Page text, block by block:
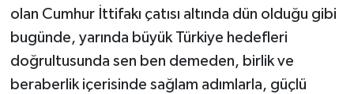
olan Cumhur İttifakı çatısı altında dün olduğu gibi
bugünde, yarında büyük Türkiye hedefleri
doğrultusunda sen ben demeden, birlik ve
beraberlik içerisinde sağlam adımlarla, güçlü